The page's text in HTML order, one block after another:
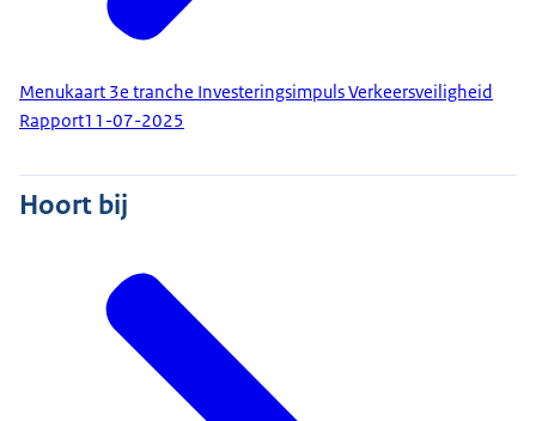
Menukaart 3e tranche Investeringsimpuls Verkeersveiligheid
Rapport11-07-2025
Hoort bij